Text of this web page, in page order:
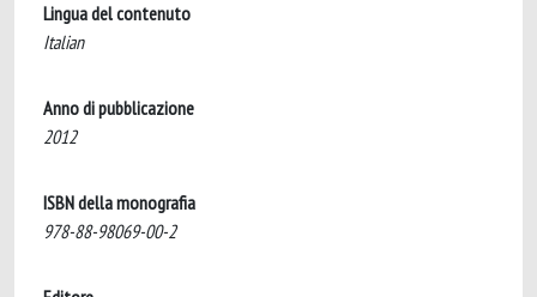
Lingua del contenuto
Italian
Anno di pubblicazione
2012
ISBN della monografia
978-88-98069-00-2